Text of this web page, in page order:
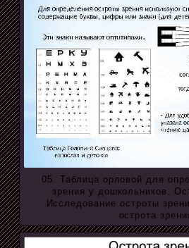
05. Таблица орловой для
зрения у дошкольников.
Исследование остроты
острота